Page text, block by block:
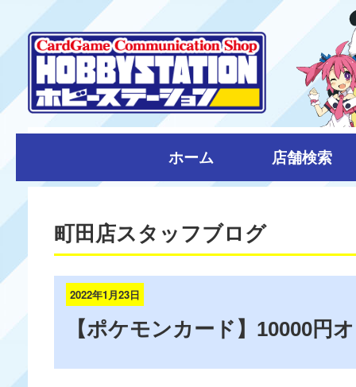
ホーム 店舗検索
町田店スタッフブログ
2022年1月23日
【ポケモンカード】10000円